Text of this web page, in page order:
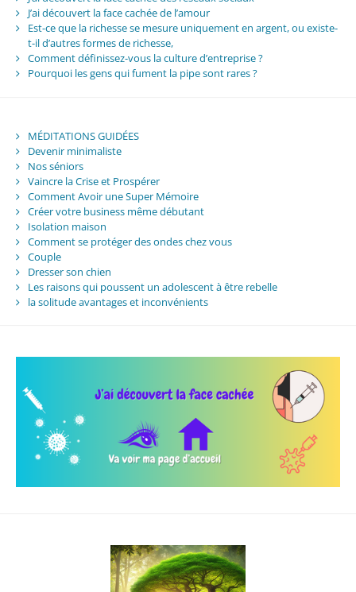
J’ai découvert la face cachée de l’amour
Est-ce que la richesse se mesure uniquement en argent, ou existe-
t-il d’autres formes de richesse,
Comment définissez-vous la culture d’entreprise ?
Pourquoi les gens qui fument la pipe sont rares ?
MÉDITATIONS GUIDÉES
Devenir minimaliste
Nos séniors
Vaincre la Crise et Prospérer
Comment Avoir une Super Mémoire
Créer votre business même débutant
Isolation maison
Comment se protéger des ondes chez vous
Couple
Dresser son chien
Les raisons qui poussent un adolescent à être rebelle
la solitude avantages et inconvénients